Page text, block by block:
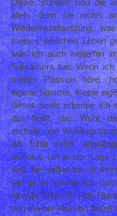
Diese Stunden sind die
allen, denn sie nichts
Wiederinkraftsetzung,
meines irdischen Leben
was ich auch weiterhin
Sakrament tue. Wenn
meiner Passion höre,
eigene Stimme, meine
dieser Seele erkenne ich
das heißt, das Wohl,
erstrebt und
ich fühle mich
wohnen, um in der Lage
was sie selbst tut, in
wie gerne möchte ich,
einzige Seele für jede
von meiner Passion betet!